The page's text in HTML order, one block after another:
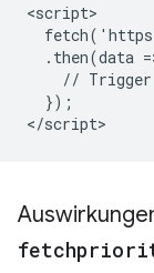
<script>
.then(data
//
  });